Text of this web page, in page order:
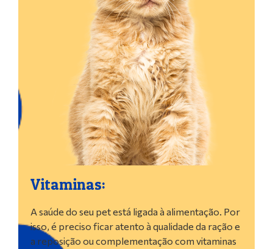
Vitaminas:
A saúde do seu pet está ligada à alimentação. Por
isso, é preciso ficar atento à qualidade da ração e
a reposição ou complementação com vitaminas